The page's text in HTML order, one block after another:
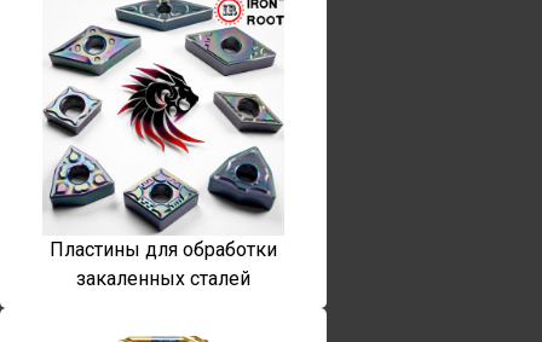
Пластины для обработки
закаленных сталей